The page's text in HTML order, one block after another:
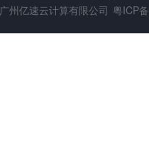
广州亿速云计算有限公司 粤ICP